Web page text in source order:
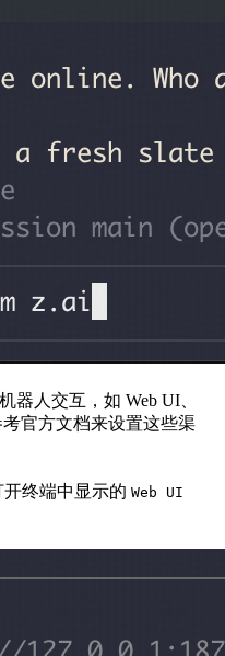
器人交互，如 Web UI、
考官方文档来设置这些渠
终端中显示的 Web UI